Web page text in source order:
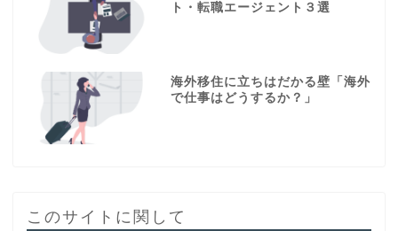
ト・転職エージェント３選
海外移住に立ちはだかる壁「海外
で仕事はどうするか？」
このサイトに関して